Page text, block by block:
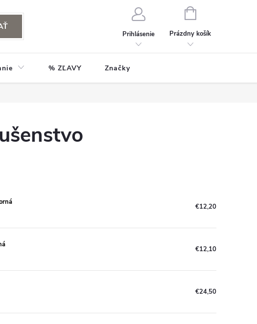
Prihlásenie
NÁKUPNÝ
Prázdny košík
% ZĽAVY Značky
€12,20
€12,10
€24,50